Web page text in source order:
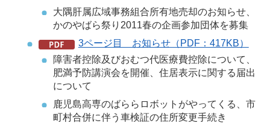
大隅肝属広域事務組合所有地売却のお知らせ、
かのやばら祭り2011春の企画参加団体を募集
3ページ目 お知らせ（PDF：417KB）
障害者控除及びおむつ代医療費控除について、
肥満予防講演会を開催、住居表示に関する届出
について
鹿児島高専のばららロボットがやってくる、市
町村合併に伴う車検証の住所変更手続き